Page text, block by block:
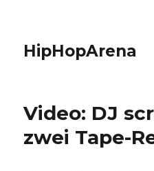
HipHopArena
Video: DJ
zwei Tape-